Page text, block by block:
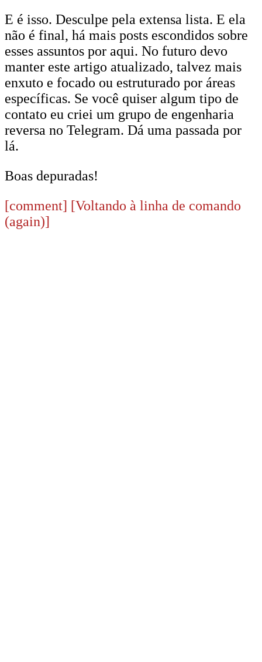
E é isso. Desculpe pela extensa lista. E ela
não é final, há mais posts escondidos sobre
esses assuntos por aqui. No futuro devo
manter este artigo atualizado, talvez mais
enxuto e focado ou estruturado por áreas
específicas. Se você quiser algum tipo de
contato eu criei um grupo de engenharia
reversa no Telegram. Dá uma passada por
lá.
Boas depuradas!
[comment] [Voltando à linha de comando
(again)]